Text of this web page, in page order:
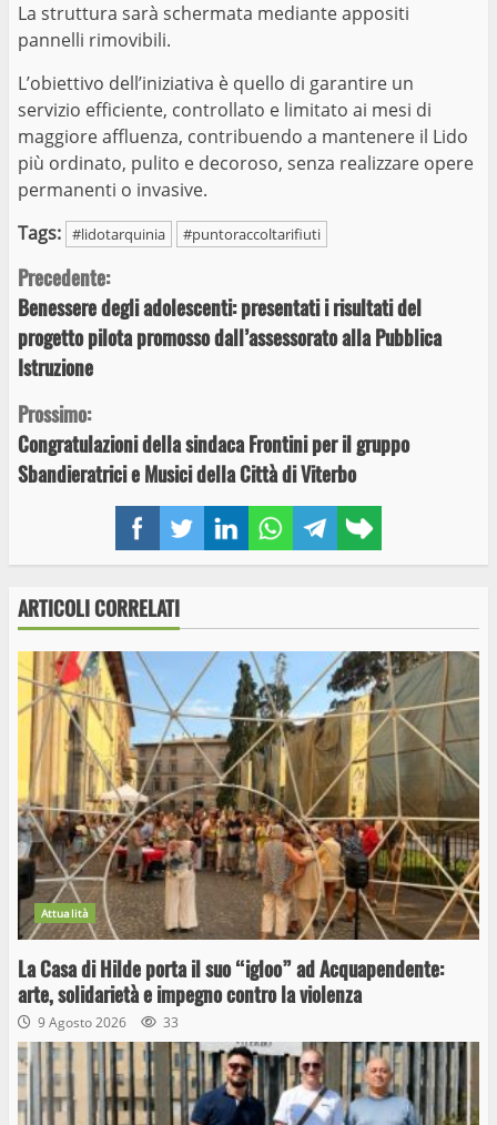
FacebookTwitterLinkedInWhatsAppTelegram
link
La struttura sarà schermata mediante appositi
pannelli rimovibili.
L’obiettivo dell’iniziativa è quello di garantire un
servizio efficiente, controllato e limitato ai mesi di
maggiore affluenza, contribuendo a mantenere il Lido
più ordinato, pulito e decoroso, senza realizzare opere
permanenti o invasive.
Tags: #lidotarquinia #puntoraccoltarifiuti
Continue
Reading
Precedente:
Benessere degli adolescenti: presentati i risultati del
progetto pilota promosso dall’assessorato alla Pubblica
Istruzione
Prossimo:
Congratulazioni della sindaca Frontini per il gruppo
Sbandieratrici e Musici della Città di Viterbo
ARTICOLI CORRELATI
Attualità
La Casa di Hilde porta il suo “igloo” ad Acquapendente:
arte, solidarietà e impegno contro la violenza
9 Agosto 2026 33